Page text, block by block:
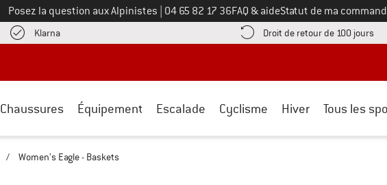
Posez la question aux Alpinistes Appelez-nous au
04 65 82 17 36FAQ & aideStatut de ma
KlarnaTrouve les informations de paiement ici ! Ouvre une boîte d'information
Droit de retour de 100 jours
Chaussures Équipement Escalade Cyclisme Hiver Tous les
/ Women's Eagle - Baskets